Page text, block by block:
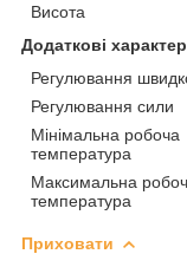
Висота
Додаткові
Регулювання
Регулювання сили
Мінімальна робоча
температура
Максимальна
температура
Приховати